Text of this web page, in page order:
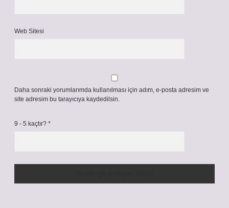
Web Sitesi
Daha sonraki yorumlarımda kullanılması için adım, e-posta adresim ve
site adresim bu tarayıcıya kaydedilsin.
9 - 5 kaçtır? *